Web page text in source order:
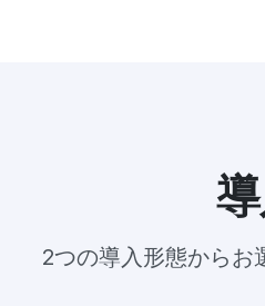
2つの導入形態からお